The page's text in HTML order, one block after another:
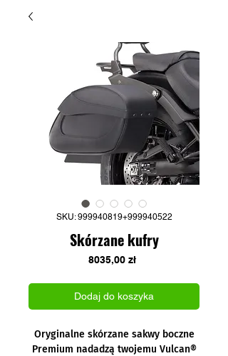
SKU: 999940819+999940522
Skórzane kufry
8035,00 złCena
Dodaj do koszyka
Oryginalne skórzane sakwy boczne
Premium nadadzą twojemu Vulcan®